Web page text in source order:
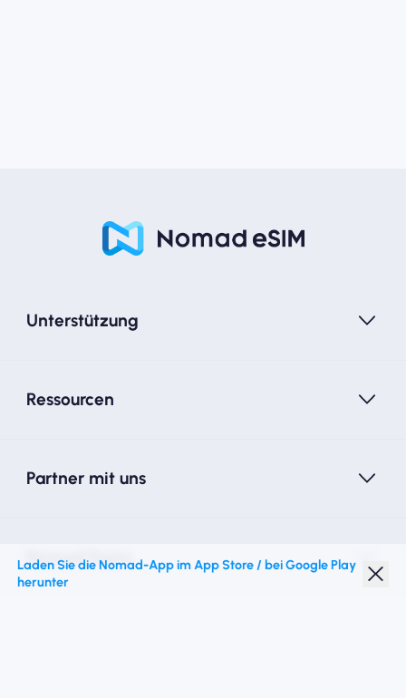
Unterstützung
Ressourcen
Partner mit uns
Nomad Essim
Laden Sie die Nomad-App im App Store / bei Google Play
herunter